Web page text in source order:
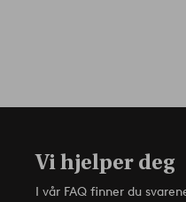
Vi hjelper deg
I vår FAQ finner du